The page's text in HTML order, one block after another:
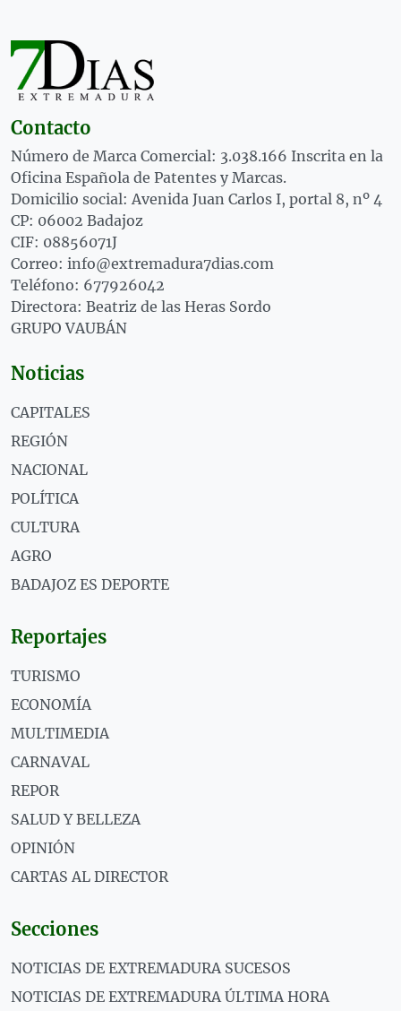
Contacto
Número de Marca Comercial: 3.038.166 Inscrita en la
Oficina Española de Patentes y Marcas.
Domicilio social: Avenida Juan Carlos I, portal 8, nº 4
CP: 06002 Badajoz
CIF: 08856071J
Correo: info@extremadura7dias.com
Teléfono: 677926042
Directora: Beatriz de las Heras Sordo
GRUPO VAUBÁN
Noticias
CAPITALES
REGIÓN
NACIONAL
POLÍTICA
CULTURA
AGRO
BADAJOZ ES DEPORTE
Reportajes
TURISMO
ECONOMÍA
MULTIMEDIA
CARNAVAL
REPOR
SALUD Y BELLEZA
OPINIÓN
CARTAS AL DIRECTOR
Secciones
NOTICIAS DE EXTREMADURA SUCESOS
NOTICIAS DE EXTREMADURA ÚLTIMA HORA